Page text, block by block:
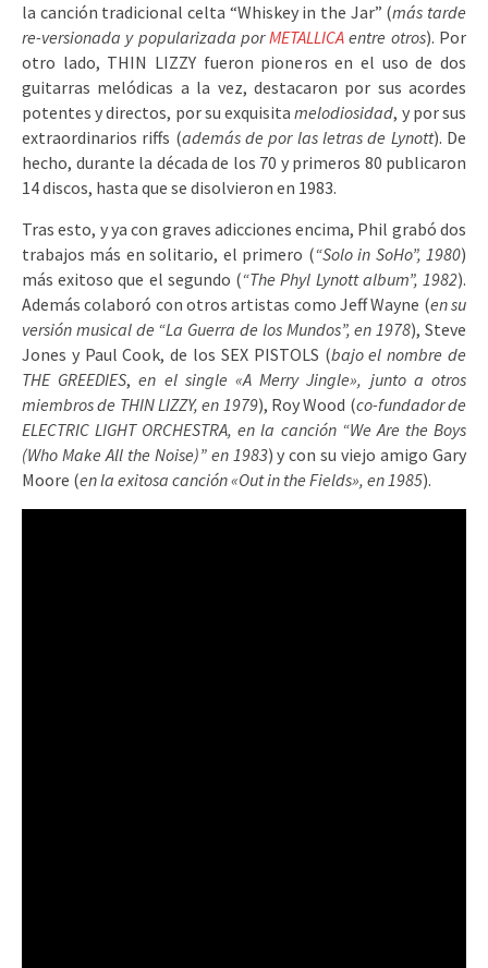
la canción tradicional celta “Whiskey in the Jar” (más tarde
re-versionada y popularizada porMETALLICA entre otros). Por
otro lado, THIN LIZZY fueron pioneros en el uso de dos
guitarras melódicas a la vez, destacaron por sus acordes
potentes y directos, por su exquisitamelodiosidad, y por sus
extraordinarios riffs (además de por las letras de Lynott). De
hecho, durante la década de los 70 y primeros 80 publicaron
14 discos, hasta que se disolvieron en 1983.
Tras esto, y ya con graves adicciones encima, Phil grabó dos
trabajos más en solitario, el primero (“Solo in SoHo”, 1980)
más exitoso que el segundo (“The Phyl Lynott album”, 1982).
Además colaboró con otros artistas como Jeff Wayne (en su
versión musical de “La Guerra de los Mundos”, en 1978), Steve
Jones y Paul Cook, de los SEX PISTOLS (bajo el nombre de
THE GREEDIES,en el single «A Merry Jingle», junto a otros
miembros de THIN LIZZY, en 1979), Roy Wood (co-fundador de
ELECTRIC LIGHT ORCHESTRA, en la canción “We Are the Boys
(Who Make All the Noise)” en 1983) y con su viejo amigo Gary
Moore (en la exitosa canción «Out in the Fields», en 1985).